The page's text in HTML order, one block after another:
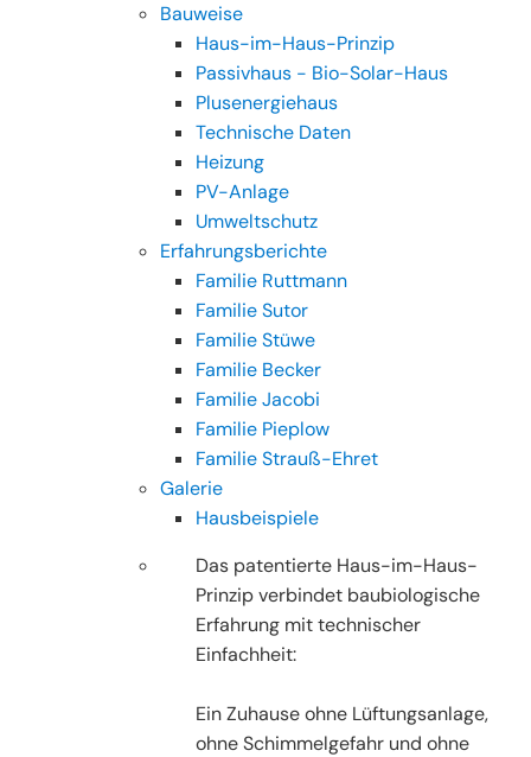
Bauweise
Haus-im-Haus-Prinzip
Passivhaus - Bio-Solar-Haus
Plusenergiehaus
Technische Daten
Heizung
PV-Anlage
Umweltschutz
Erfahrungsberichte
Familie Ruttmann
Familie Sutor
Familie Stüwe
Familie Becker
Familie Jacobi
Familie Pieplow
Familie Strauß-Ehret
Galerie
Hausbeispiele
Das patentierte Haus-im-Haus-
Prinzip verbindet baubiologische
Erfahrung mit technischer
Einfachheit:
Ein Zuhause ohne Lüftungsanlage,
ohne Schimmelgefahr und ohne